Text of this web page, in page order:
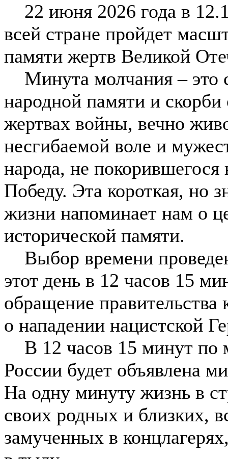
22 июня 2026 года в
всей стране пройдет
памяти жертв Великой
Минута молчания – это
народной памяти и
жертвах войны, вечно
несгибаемой воле и
народа, не
Победу. Эта короткая, но
жизни напоминает нам о
исторической памяти.
Выбор времени
этот день в 12 часов 15
обращение
о нападении нацистской
В 12 часов 15 минут по
России будет объявлена
На одну минуту жизнь в
своих родных и близких,
замученных в